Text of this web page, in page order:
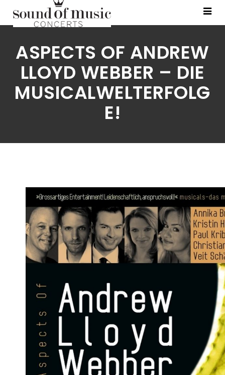
ASPECTS OF ANDREW
LLOYD WEBBER – DIE
MUSICALWELTERFOLG
E!